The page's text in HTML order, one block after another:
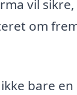
vil
om
bare